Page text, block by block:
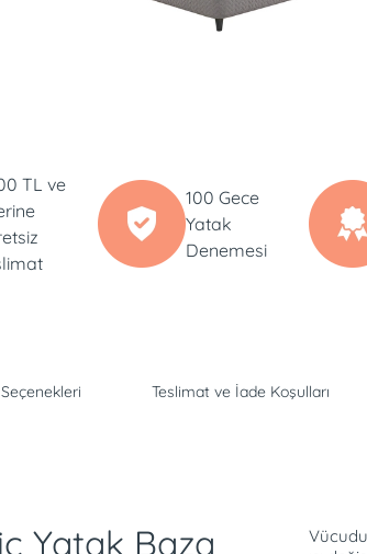
TL ve
100 Gece
Yatak
Denemesi
Teslimat ve İade Koşulları
Yatak Baza